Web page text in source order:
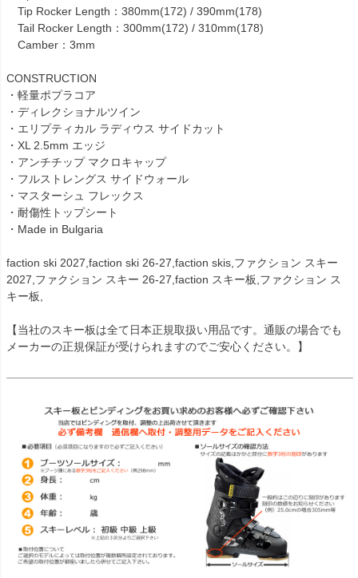
Tip Rocker Length：380mm(172) / 390mm(178)
Tail Rocker Length：300mm(172) / 310mm(178)
Camber：3mm
CONSTRUCTION
・軽量ポプラコア
・ディレクショナルツイン
・エリプティカル ラディウス サイドカット
・XL 2.5mm エッジ
・アンチチップ マクロキャップ
・フルストレングス サイドウォール
・マスターシュ フレックス
・耐傷性トップシート
・Made in Bulgaria
faction ski 2027,faction ski 26-27,faction skis,ファクション スキー
2027,ファクション スキー 26-27,faction スキー板,ファクション ス
キー板,
【当社のスキー板は全て日本正規取扱い用品です。通販の場合でも
メーカーの正規保証が受けられますのでご安心ください。】